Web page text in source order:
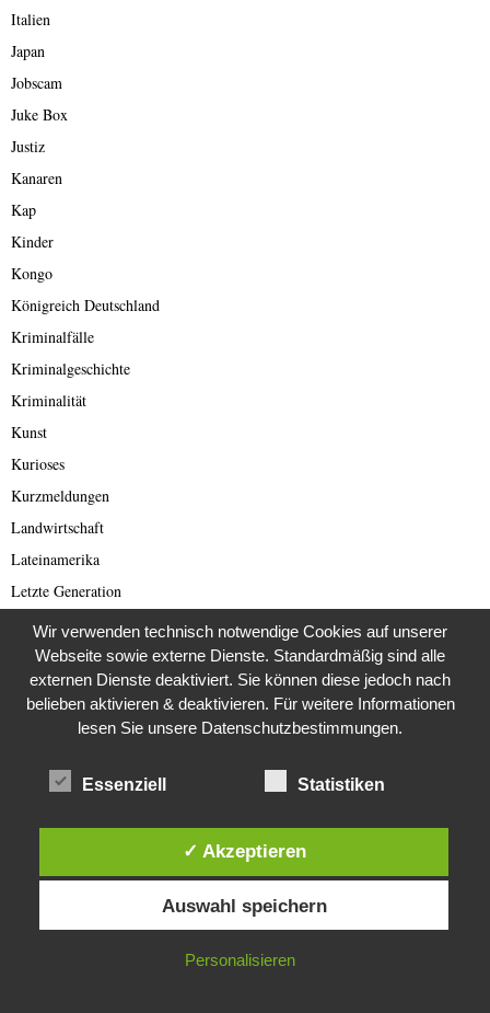
Italien
Japan
Jobscam
Juke Box
Justiz
Kanaren
Kap
Kinder
Kongo
Königreich Deutschland
Kriminalfälle
Kriminalgeschichte
Kriminalität
Kunst
Kurioses
Kurzmeldungen
Landwirtschaft
Lateinamerika
Letzte Generation
Lost Places
Lotterie
Love und Dating Scam
Mittelalter
Nordkorea
Diese Website verwendet Cookies. Durch die weitere Nutzung dieser
Website stimmst du der Verwendung von Cookies zu.
IN ORDNUNG
Wir verwenden technisch notwendige Cookies auf unserer
Webseite sowie externe Dienste. Standardmäßig sind alle
externen Dienste deaktiviert. Sie können diese jedoch nach
belieben aktivieren & deaktivieren. Für weitere Informationen
lesen Sie unsere Datenschutzbestimmungen.
Essenziell Statistiken
✓ Akzeptieren
Auswahl speichern
Personalisieren